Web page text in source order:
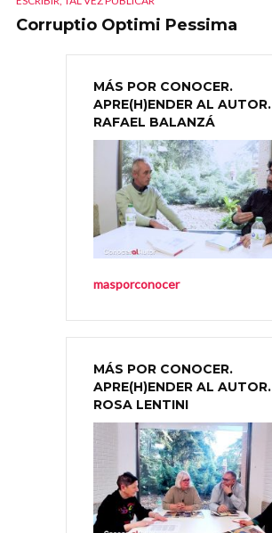
Corruptio Optimi Pessima
MÁS POR CONOCER.
APRE(H)ENDER AL AUTOR.
RAFAEL BALANZÁ
masporconocer
MÁS POR CONOCER.
APRE(H)ENDER AL AUTOR.
ROSA LENTINI